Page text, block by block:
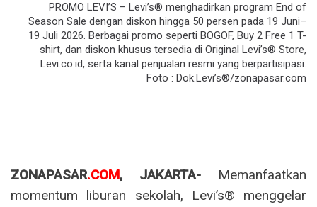
PROMO LEVI’S – Levi’s® menghadirkan program End of
Season Sale dengan diskon hingga 50 persen pada 19 Juni–
19 Juli 2026. Berbagai promo seperti BOGOF, Buy 2 Free 1 T-
shirt, dan diskon khusus tersedia di Original Levi’s® Store,
Levi.co.id, serta kanal penjualan resmi yang berpartisipasi.
Foto : Dok.Levi’s®/zonapasar.com
ZONAPASAR.COM, JAKARTA- Memanfaatkan
momentum liburan sekolah, Levi’s® menggelar